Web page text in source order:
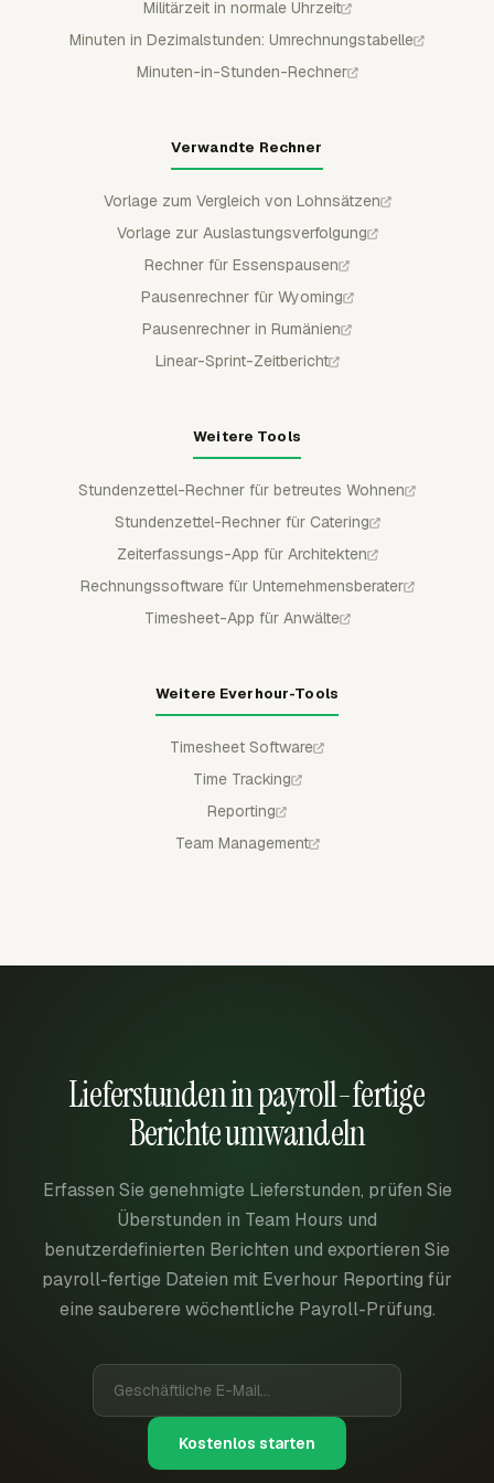
Militärzeit in normale Uhrzeit
Minuten in Dezimalstunden: Umrechnungstabelle
Minuten-in-Stunden-Rechner
Verwandte Rechner
Vorlage zum Vergleich von Lohnsätzen
Vorlage zur Auslastungsverfolgung
Rechner für Essenspausen
Pausenrechner für Wyoming
Pausenrechner in Rumänien
Linear-Sprint-Zeitbericht
Weitere Tools
Stundenzettel-Rechner für betreutes Wohnen
Stundenzettel-Rechner für Catering
Zeiterfassungs-App für Architekten
Rechnungssoftware für Unternehmensberater
Timesheet-App für Anwälte
Weitere Everhour-Tools
Timesheet Software
Time Tracking
Reporting
Team Management
Lieferstunden in payroll-fertige
Berichte umwandeln
Erfassen Sie genehmigte Lieferstunden, prüfen Sie
Überstunden in Team Hours und
benutzerdefinierten Berichten und exportieren Sie
payroll-fertige Dateien mit Everhour Reporting für
eine sauberere wöchentliche Payroll-Prüfung.
Kostenlos starten